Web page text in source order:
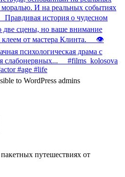
to WordPress admins
путешествиях от